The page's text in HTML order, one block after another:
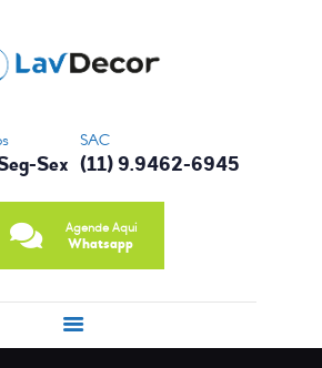
Sex
SAC
(11) 9.9462-6945
Agende Aqui
Whatsapp
HISTÓRIA